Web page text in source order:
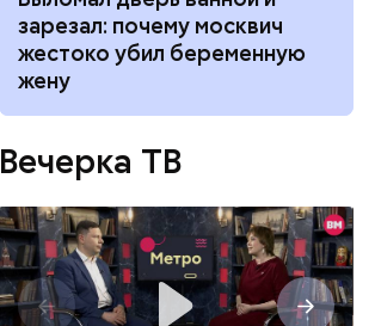
зарезал: почему москвич
жестоко убил беременную
жену
Вечерка ТВ